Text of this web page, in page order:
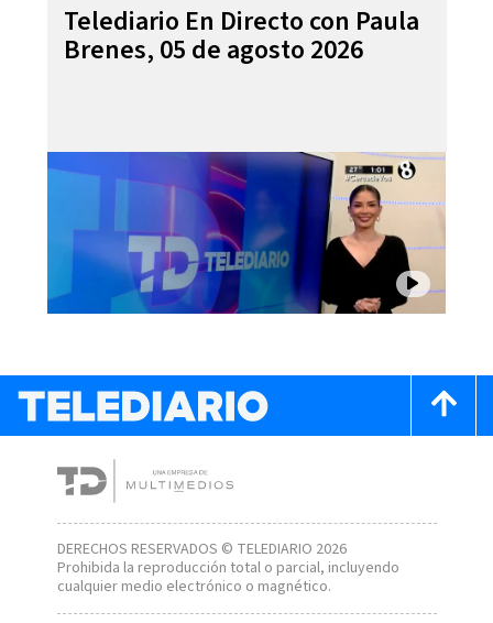
Telediario En Directo con Paula
Brenes, 05 de agosto 2026
DERECHOS RESERVADOS © TELEDIARIO 2026
Prohibida la reproducción total o parcial, incluyendo
cualquier medio electrónico o magnético.